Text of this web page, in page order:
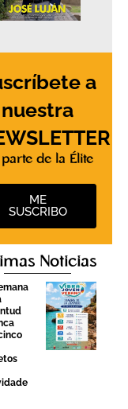
a
nuestra
de la Élite
ME
SUSCRIBO
Noticias